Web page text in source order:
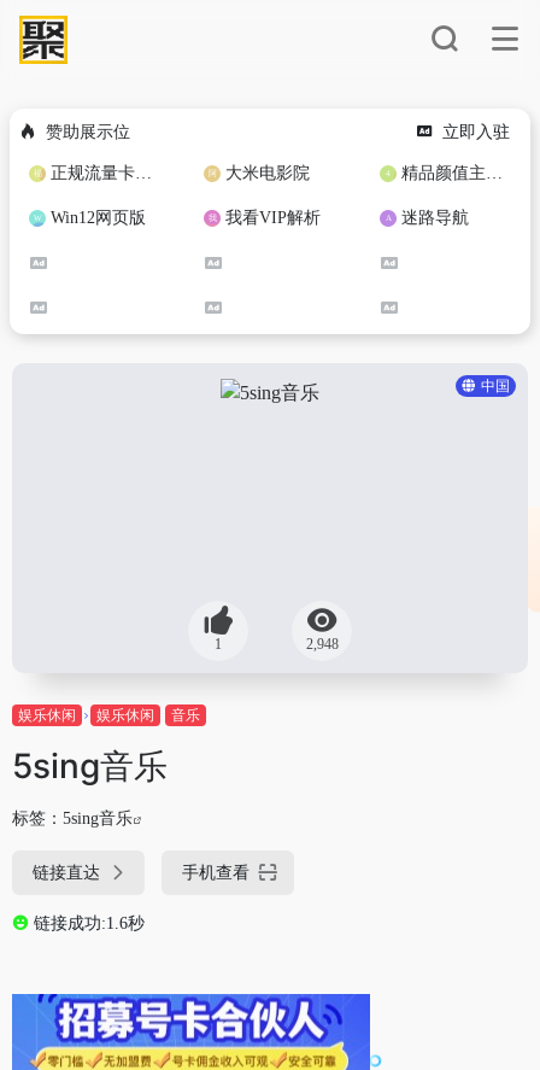
赞助展示位 立即入驻
正规流量卡免费加盟合作 大米电影院 精品颜值主播定制
Win12网页版 我看VIP解析 迷路导航
中国
1 2,948
娱乐休闲 娱乐休闲 音乐
5sing音乐
标签： 5sing音乐
链接直达 手机查看
链接成功:1.6秒